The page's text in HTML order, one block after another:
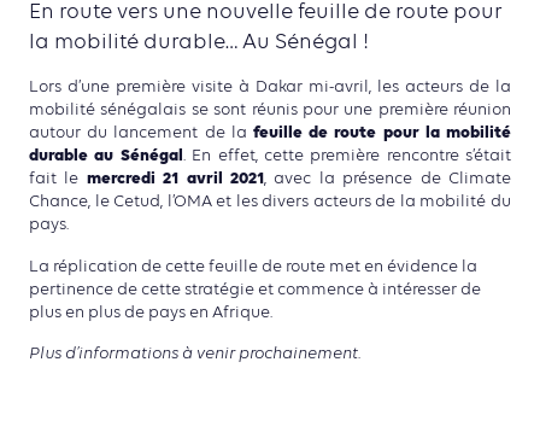
En route vers une nouvelle feuille de route pour
la mobilité durable… Au Sénégal !
Lors d’une première visite à Dakar mi-avril, les acteurs de la
mobilité sénégalais se sont réunis pour une première réunion
autour du lancement de la feuille de route pour la mobilité
durable au Sénégal. En effet, cette première rencontre s’était
fait le mercredi 21 avril 2021, avec la présence de Climate
Chance, le Cetud, l’OMA et les divers acteurs de la mobilité du
pays.
La réplication de cette feuille de route met en évidence la
pertinence de cette stratégie et commence à intéresser de
plus en plus de pays en Afrique.
Plus d’informations à venir prochainement.